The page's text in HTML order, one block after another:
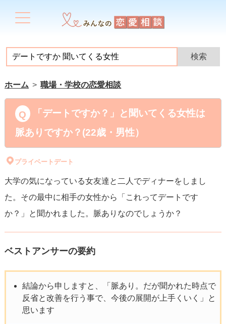
ホーム 職場・学校の恋愛相談
「デートですか？」と聞いてくる女性は
脈ありですか？(22歳・男性）
プライベートデート
大学の気になっている女友達と二人でディナーをしまし
た。その最中に相手の女性から「これってデートです
か？」と聞かれました。脈ありなのでしょうか？
ベストアンサーの要約
結論から申しますと、「脈あり。だが聞かれた時点で
反省と改善を行う事で、今後の展開が上手くいく」と
思います